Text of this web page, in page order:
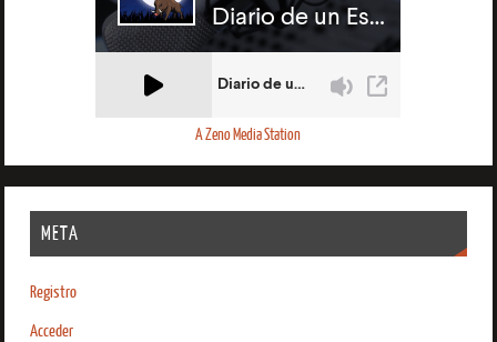
A Zeno Media Station
META
Registro
Acceder